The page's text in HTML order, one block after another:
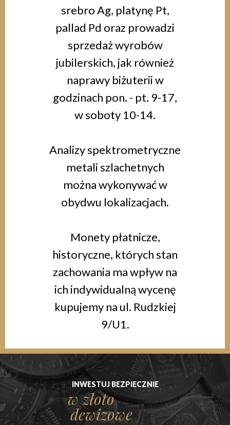
srebro Ag, platynę Pt,
pallad Pd oraz prowadzi
sprzedaż wyrobów
jubilerskich, jak również
naprawy biżuterii w
godzinach pon. - pt. 9-17,
w soboty 10-14.
Analizy spektrometryczne
metali szlachetnych
można wykonywać w
obydwu lokalizacjach.
Monety płatnicze,
historyczne, których stan
zachowania ma wpływ na
ich indywidualną wycenę
kupujemy na ul. Rudzkiej
9/U1.
CHCESZ SPRZEDAĆ?
złoto lub
srebro?
INWESTUJ BEZPIECZNIE
w złoto
dewizowe
POZNAJ NASZĄ OFERTĘ
sprzedaży
brylantów
POTRZEBUJESZ GOTÓWKI?
sprawdź
naszą ofertę
NOWOŚĆ
ekskluzywna
biżuteria
NASZE USŁUGI
jubilerskie